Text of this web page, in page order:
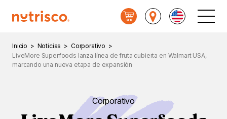
Nutrisco
Menú
Inicio > Noticias > Corporativo >
LiveMore Superfoods lanza línea de fruta cubierta en Walmart USA,
marcando una nueva etapa de expansión
Corporativo